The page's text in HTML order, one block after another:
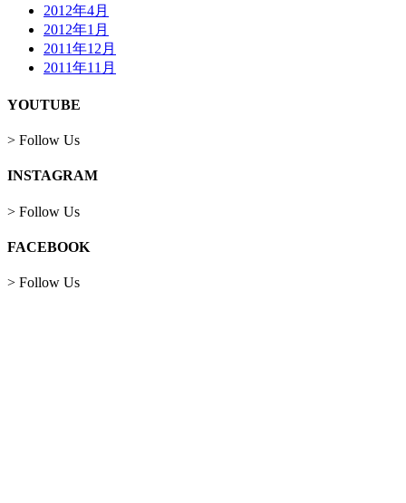
2012年4月
2012年1月
2011年12月
2011年11月
YOUTUBE
> Follow Us
INSTAGRAM
> Follow Us
FACEBOOK
> Follow Us